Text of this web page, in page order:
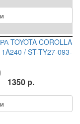
TOYOTA COROLLA
/ ST-TY27-093-
1350 р.